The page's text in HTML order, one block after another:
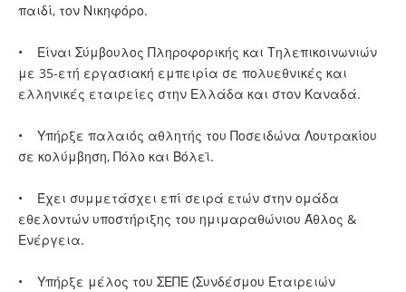
παιδί, τον Νικηφόρο.
• Είναι Σύμβουλος Πληροφορικής και Τηλεπικοινωνιών
με 35-ετή εργασιακή εμπειρία σε πολυεθνικές και
ελληνικές εταιρείες στην Ελλάδα και στον Καναδά.
• Υπήρξε παλαιός αθλητής του Ποσειδώνα Λουτρακίου
σε κολύμβηση, Πόλο και Βόλεϊ.
• Έχει συμμετάσχει επί σειρά ετών στην ομάδα
εθελοντών υποστήριξης του ημιμαραθώνιου Άθλος &
Ενέργεια.
• Υπήρξε μέλος του ΣΕΠΕ (Συνδέσμου Εταιρειών